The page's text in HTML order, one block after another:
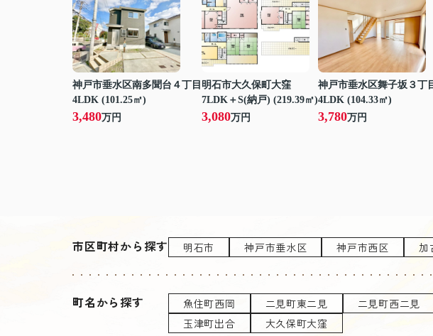
神戸市垂水区南多聞台４丁目
4LDK (101.25㎡)
3,480万円
明石市大久保町大窪
7LDK＋S(納戸) (219.39㎡)
3,080万円
神戸市垂水区舞子坂３丁
4LDK (104.33㎡)
3,780万円
市区町村から探す 明石市 神戸市垂水区 神戸市西区 加
町名から探す 魚住町西岡 二見町東二見 二見町西二見
玉津町出合
大久保町大窪